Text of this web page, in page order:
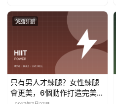
減脂計劃
只有男人才練腿？女性練腿
會更美，6個動作打造完美身